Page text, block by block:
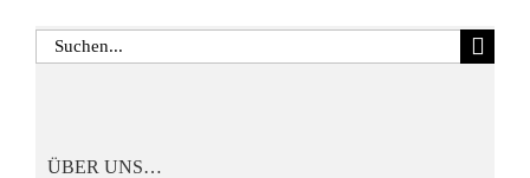
Suche
ÜBER UNS…